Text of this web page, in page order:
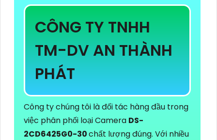
CÔNG TY TNHH
TM-DV AN THÀNH
PHÁT
Công ty chúng tôi là đối tác hàng đầu trong
việc phân phối loại Camera DS-
2CD6425G0-30chất lượng đúng. Với nhiều